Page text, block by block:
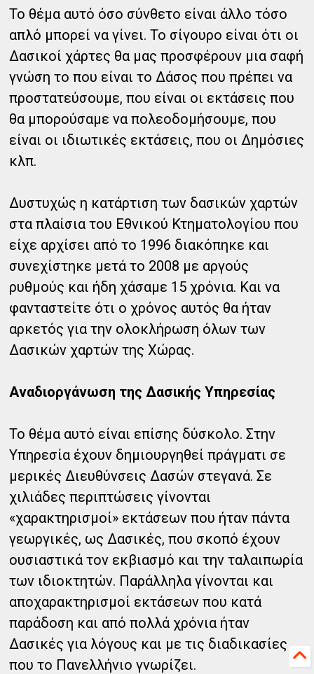
Το θέμα αυτό όσο σύνθετο είναι άλλο τόσο
απλό μπορεί να γίνει. Το σίγουρο είναι ότι οι
Δασικοί χάρτες θα μας προσφέρουν μια σαφή
γνώση το που είναι το Δάσος που πρέπει να
προστατεύσουμε, που είναι οι εκτάσεις που
θα μπορούσαμε να πολεοδομήσουμε, που
είναι οι ιδιωτικές εκτάσεις, που οι Δημόσιες
κλπ.
Δυστυχώς η κατάρτιση των δασικών χαρτών
στα πλαίσια του Εθνικού Κτηματολογίου που
είχε αρχίσει από το 1996 διακόπηκε και
συνεχίστηκε μετά το 2008 με αργούς
ρυθμούς και ήδη χάσαμε 15 χρόνια. Και να
φανταστείτε ότι ο χρόνος αυτός θα ήταν
αρκετός για την ολοκλήρωση όλων των
Δασικών χαρτών της Χώρας.
Αναδιοργάνωση της Δασικής Υπηρεσίας
Το θέμα αυτό είναι επίσης δύσκολο. Στην
Υπηρεσία έχουν δημιουργηθεί πράγματι σε
μερικές Διευθύνσεις Δασών στεγανά. Σε
χιλιάδες περιπτώσεις γίνονται
«χαρακτηρισμοί» εκτάσεων που ήταν πάντα
γεωργικές, ως Δασικές, που σκοπό έχουν
ουσιαστικά τον εκβιασμό και την ταλαιπωρία
των ιδιοκτητών. Παράλληλα γίνονται και
αποχαρακτηρισμοί εκτάσεων που κατά
παράδοση και από πολλά χρόνια ήταν
Δασικές για λόγους και με τις διαδικασίες
που το Πανελλήνιο γνωρίζει.